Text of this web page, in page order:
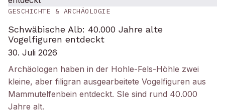
GESCHICHTE & ARCHÄOLOGIE
Schwäbische Alb: 40.000 Jahre alte
Vogelfiguren entdeckt
30. Juli 2026
Archäologen haben in der Hohle-Fels-Höhle zwei
kleine, aber filigran ausgearbeitete Vogelfiguren aus
Mammutelfenbein entdeckt. SIe sind rund 40.000
Jahre alt.